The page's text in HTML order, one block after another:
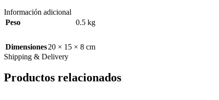
Información adicional
Peso
0.5 kg
Dimensiones20 × 15 × 8 cm
Shipping & Delivery
Productos relacionados